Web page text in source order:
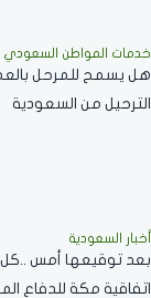
خدمات المواطن السعودي
هل يسمح للمرحل
الترحيل من السعودية
أخبار السعودية
بعد توقيعها أمس
اتفاقية مكة للدفاع